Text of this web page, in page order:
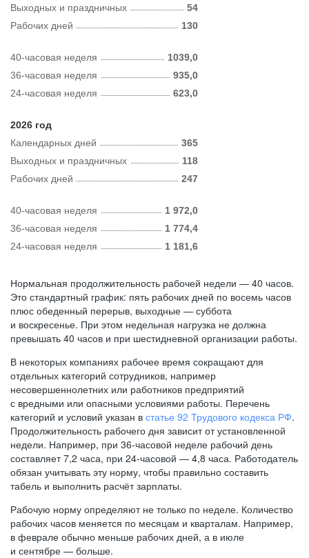
Рабочих дней 130
Выходных и праздничных 54
40-часовая неделя
1039,0
36-часовая неделя
935,0
24-часовая неделя
623,0
2026 год
Календарных дней
365
Рабочих дней 247
Выходных и праздничных 118
40-часовая неделя
1 972,0
36-часовая неделя
1 774,4
24-часовая неделя
1 181,6
Нормальная продолжительность рабочей недели — 40 часов.
Это стандартный график: пять рабочих дней по восемь часов
плюс обеденный перерыв, выходные — суббота
и воскресенье. При этом недельная нагрузка не должна
превышать 40 часов и при шестидневной организации работы.
В некоторых компаниях рабочее время сокращают для
отдельных категорий сотрудников, например
несовершеннолетних или работников предприятий
с вредными или опасными условиями работы. Перечень
категорий и условий указан в статье 92 Трудового кодекса РФ.
Продолжительность рабочего дня зависит от установленной
недели. Например, при 36-часовой неделе рабочий день
составляет 7,2 часа, при 24-часовой — 4,8 часа. Работодатель
обязан учитывать эту норму, чтобы правильно составить
табель и выполнить расчёт зарплаты.
Рабочую норму определяют не только по неделе. Количество
рабочих часов меняется по месяцам и кварталам. Например,
в феврале обычно меньше рабочих дней, а в июле
и сентябре — больше.